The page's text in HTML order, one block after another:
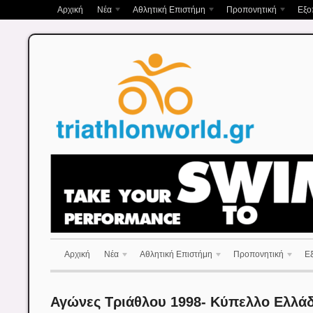
Αρχική Νέα Αθλητική Επιστήμη Προπονητική
Αρχική Νέα Αθλητική Επιστήμη Προπονητική
Αγώνες Τριάθλου 1998- Κύπελλο